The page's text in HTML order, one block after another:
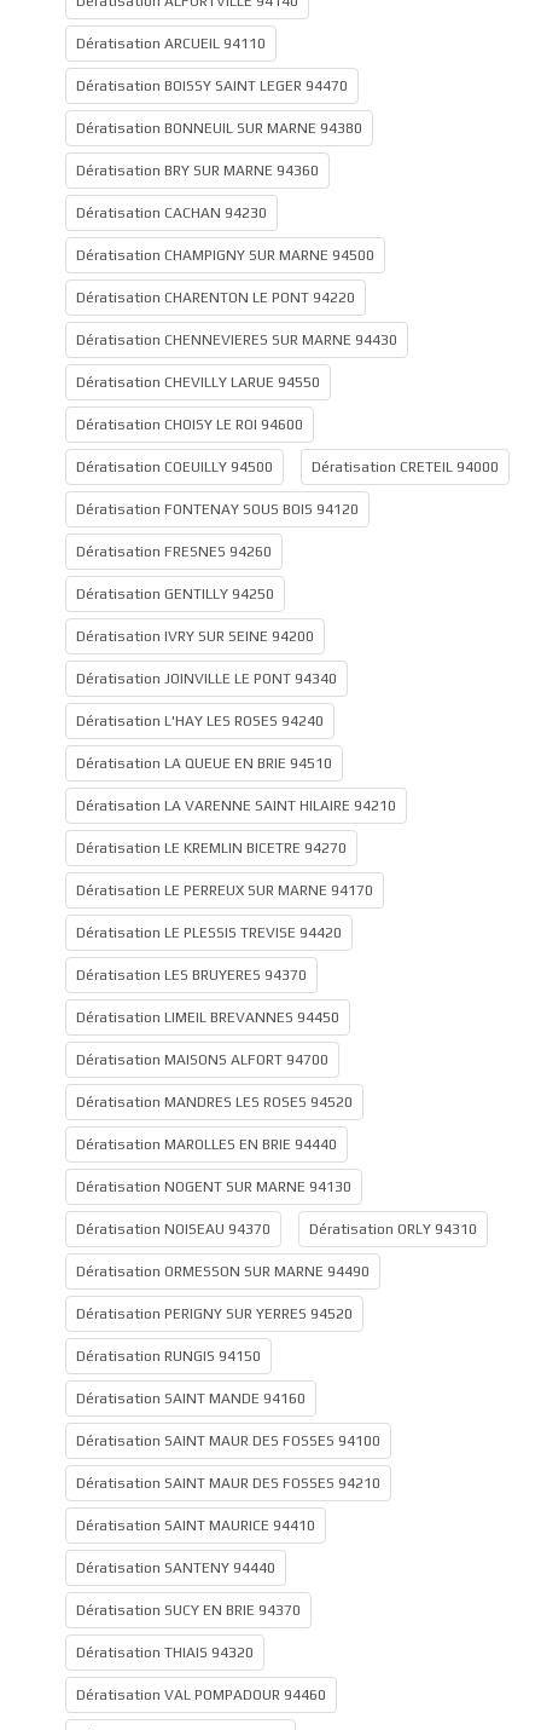
Dératisation ARCUEIL 94110
Dératisation BOISSY SAINT LEGER 94470
Dératisation BONNEUIL SUR MARNE 94380
Dératisation BRY SUR MARNE 94360
Dératisation CACHAN 94230
Dératisation CHAMPIGNY SUR MARNE 94500
Dératisation CHARENTON LE PONT 94220
Dératisation CHENNEVIERES SUR MARNE 94430
Dératisation CHEVILLY LARUE 94550
Dératisation CHOISY LE ROI 94600
Dératisation COEUILLY 94500 Dératisation CRETEIL 94000
Dératisation FONTENAY SOUS BOIS 94120
Dératisation FRESNES 94260
Dératisation GENTILLY 94250
Dératisation IVRY SUR SEINE 94200
Dératisation JOINVILLE LE PONT 94340
Dératisation L'HAY LES ROSES 94240
Dératisation LA QUEUE EN BRIE 94510
Dératisation LA VARENNE SAINT HILAIRE 94210
Dératisation LE KREMLIN BICETRE 94270
Dératisation LE PERREUX SUR MARNE 94170
Dératisation LE PLESSIS TREVISE 94420
Dératisation LES BRUYERES 94370
Dératisation LIMEIL BREVANNES 94450
Dératisation MAISONS ALFORT 94700
Dératisation MANDRES LES ROSES 94520
Dératisation MAROLLES EN BRIE 94440
Dératisation NOGENT SUR MARNE 94130
Dératisation NOISEAU 94370 Dératisation ORLY 94310
Dératisation ORMESSON SUR MARNE 94490
Dératisation PERIGNY SUR YERRES 94520
Dératisation RUNGIS 94150
Dératisation SAINT MANDE 94160
Dératisation SAINT MAUR DES FOSSES 94100
Dératisation SAINT MAUR DES FOSSES 94210
Dératisation SAINT MAURICE 94410
Dératisation SANTENY 94440
Dératisation SUCY EN BRIE 94370
Dératisation THIAIS 94320
Dératisation VAL POMPADOUR 94460